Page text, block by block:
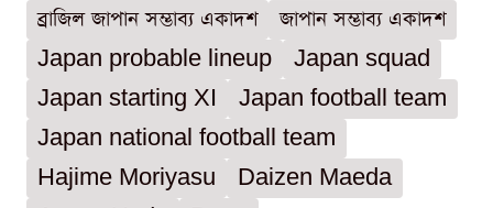
ব্রাজিল জাপান সম্ভাব্য একাদশ
জাপান সম্ভাব্য একাদশ
Japan probable lineup
Japan squad
Japan starting XI
Japan football team
Japan national football team
Hajime Moriyasu
Daizen Maeda